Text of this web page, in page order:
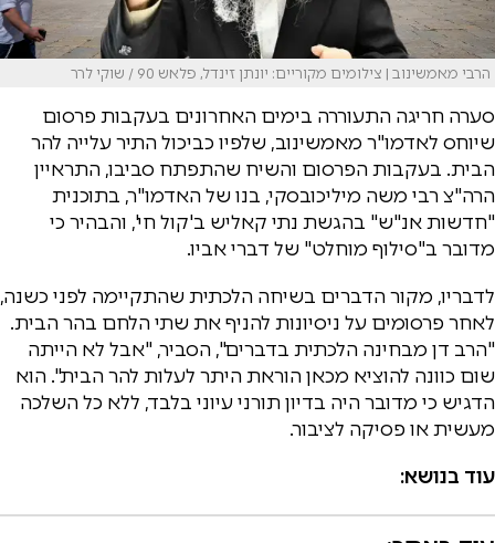
הרבי מאמשינוב | צילומים מקוריים: יונתן זינדל, פלאש 90 / שוקי לרר
סערה חריגה התעוררה בימים האחרונים בעקבות פרסום
שיוחס לאדמו"ר מאמשינוב, שלפיו כביכול התיר עלייה להר
הבית. בעקבות הפרסום והשיח שהתפתח סביבו, התראיין
הרה"צ רבי משה מיליכובסקי, בנו של האדמו"ר, בתוכנית
"חדשות אנ"ש" בהגשת נתי קאליש ב'קול חי', והבהיר כי
מדובר ב"סילוף מוחלט" של דברי אביו.
לדבריו, מקור הדברים בשיחה הלכתית שהתקיימה לפני כשנה,
לאחר פרסומים על ניסיונות להניף את שתי הלחם בהר הבית.
"הרב דן מבחינה הלכתית בדברים", הסביר, "אבל לא הייתה
שום כוונה להוציא מכאן הוראת היתר לעלות להר הבית". הוא
הדגיש כי מדובר היה בדיון תורני עיוני בלבד, ללא כל השלכה
מעשית או פסיקה לציבור.
עוד בנושא: